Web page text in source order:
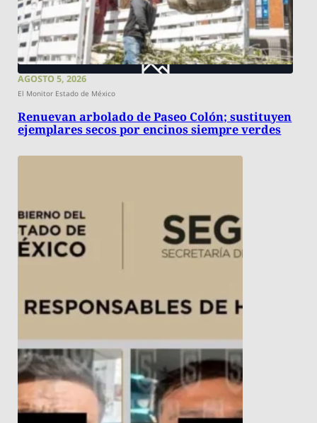
AGOSTO 5, 2026
El Monitor Estado de México
Renuevan arbolado de Paseo Colón; sustituyen
ejemplares secos por encinos siempre verdes